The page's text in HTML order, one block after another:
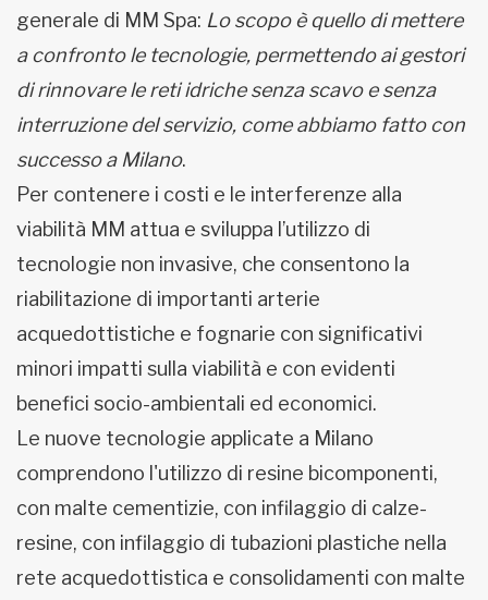
generale di MM Spa: Lo scopo è quello di mettere
a confronto le tecnologie, permettendo ai gestori
di rinnovare le reti idriche senza scavo e senza
interruzione del servizio, come abbiamo fatto con
successo a Milano.
Per contenere i costi e le interferenze alla
viabilità MM attua e sviluppa l’utilizzo di
tecnologie non invasive, che consentono la
riabilitazione di importanti arterie
acquedottistiche e fognarie con significativi
minori impatti sulla viabilità e con evidenti
benefici socio-ambientali ed economici.
Le nuove tecnologie applicate a Milano
comprendono l'utilizzo di resine bicomponenti,
con malte cementizie, con infilaggio di calze-
resine, con infilaggio di tubazioni plastiche nella
rete acquedottistica e consolidamenti con malte